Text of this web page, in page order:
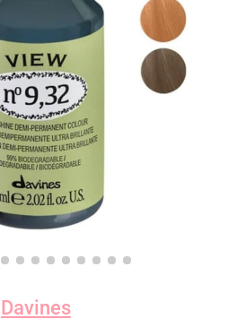
Davines